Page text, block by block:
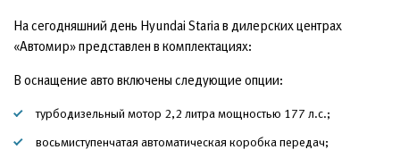
На сегодняшний день Hyundai Staria в дилерских центрах
«Автомир» представлен в комплектациях:
В оснащение авто включены следующие опции:
турбодизельный мотор 2,2 литра мощностью 177 л.с.;
восьмиступенчатая автоматическая коробка передач;